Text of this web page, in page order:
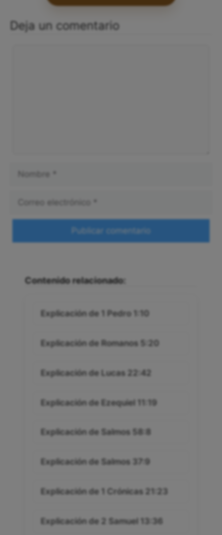
Deja un comentario
Contenido relacionado:
Explicación de 1 Pedro 1:10
Explicación de Romanos 5:20
Explicación de Lucas 22:42
Explicación de Ezequiel 11:19
Explicación de Salmos 58:8
Explicación de Salmos 37:9
Explicación de 1 Crónicas 21:23
Explicación de 2 Samuel 13:36